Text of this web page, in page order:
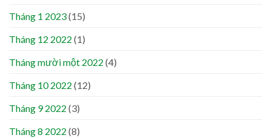
Tháng 1 2023(15)
Tháng 12 2022 (1)
Tháng mười một 2022 (4)
Tháng 10 2022 (12)
Tháng 9 2022 (3)
Tháng 8 2022 (8)